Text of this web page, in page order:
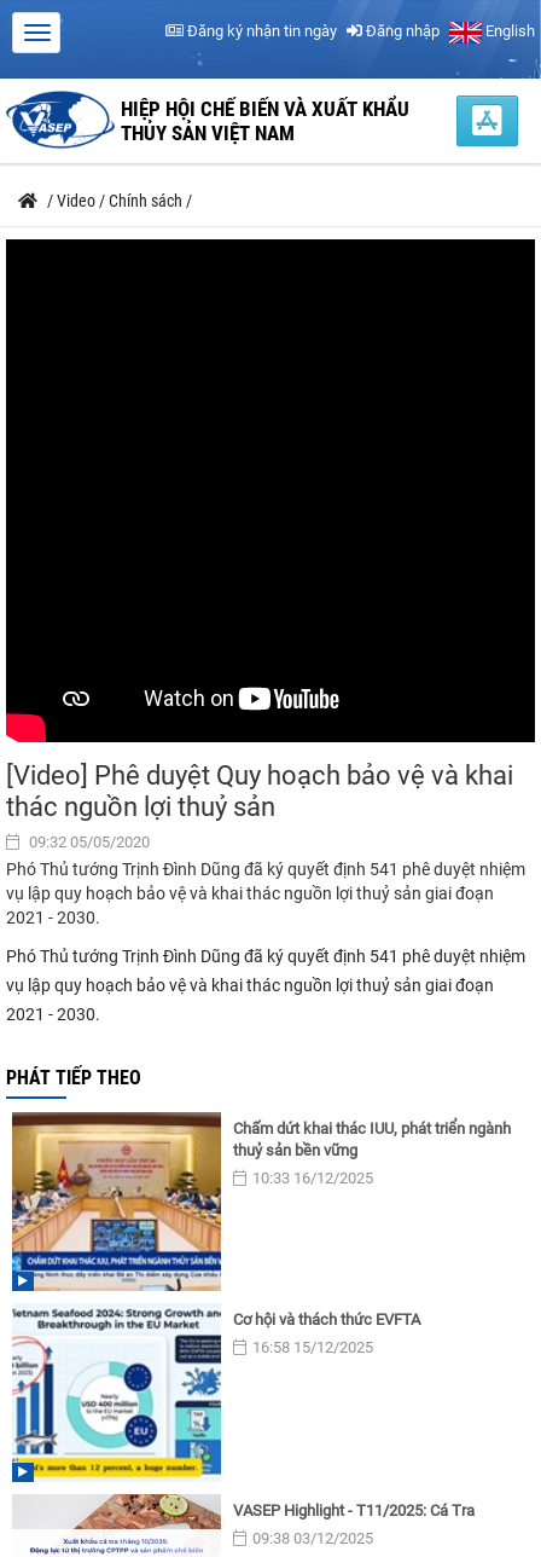
Đăng ký nhận tin ngày Đăng nhập English
HIỆP HỘI CHẾ BIẾN VÀ XUẤT KHẨU
THỦY SẢN VIỆT NAM
/Video /Chính sách /
[Video] Phê duyệt Quy hoạch bảo vệ và khai
thác nguồn lợi thuỷ sản
09:32 05/05/2020
Phó Thủ tướng Trịnh Đình Dũng đã ký quyết định 541 phê duyệt nhiệm
vụ lập quy hoạch bảo vệ và khai thác nguồn lợi thuỷ sản giai đoạn
2021 - 2030.
Phó Thủ tướng Trịnh Đình Dũng đã ký quyết định 541 phê duyệt nhiệm
vụ lập quy hoạch bảo vệ và khai thác nguồn lợi thuỷ sản giai đoạn
2021 - 2030.
PHÁT TIẾP THEO
Chấm dứt khai thác IUU, phát triển ngành
thuỷ sản bền vững
10:33 16/12/2025
Cơ hội và thách thức EVFTA
16:58 15/12/2025
VASEP Highlight - T11/2025: Cá Tra
09:38 03/12/2025